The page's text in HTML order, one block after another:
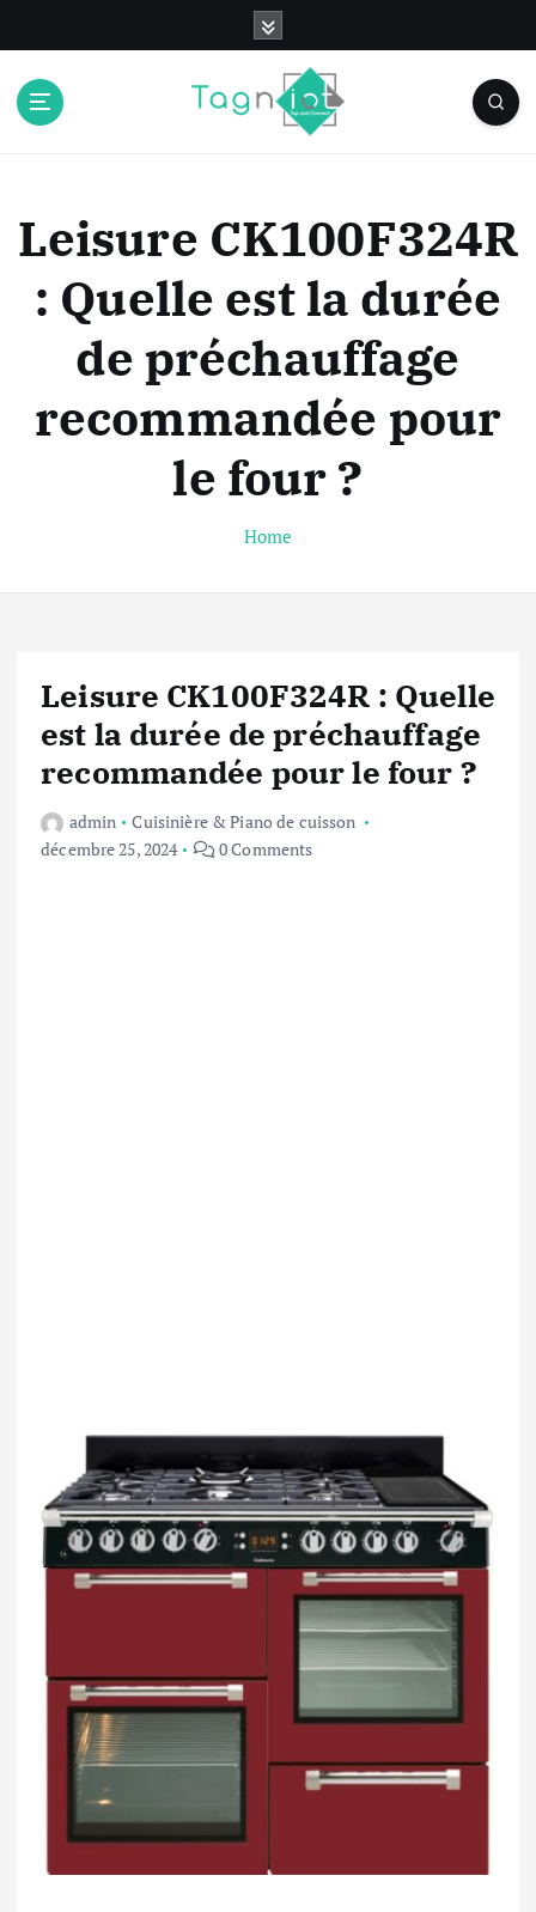
Leisure CK100F324R
: Quelle est la durée
de préchauffage
recommandée pour
le four ?
Home
Leisure CK100F324R : Quelle
est la durée de préchauffage
recommandée pour le four ?
admin
Cuisinière & Piano de cuisson
décembre 25, 2024
0 Comments